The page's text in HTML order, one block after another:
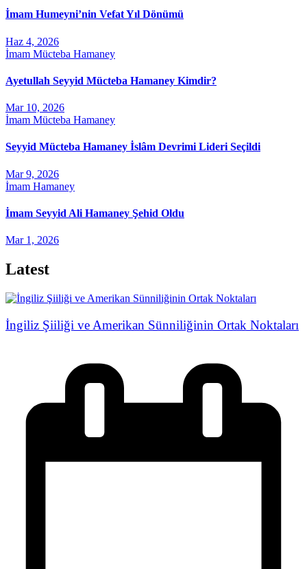
İmam Humeyni’nin Vefat Yıl Dönümü
Haz 4, 2026
İmam Mücteba Hamaney
Ayetullah Seyyid Mücteba Hamaney Kimdir?
Mar 10, 2026
İmam Mücteba Hamaney
Seyyid Mücteba Hamaney İslâm Devrimi Lideri Seçildi
Mar 9, 2026
İmam Hamaney
İmam Seyyid Ali Hamaney Şehid Oldu
Mar 1, 2026
Latest
İngiliz Şiiliği ve Amerikan Sünniliğinin Ortak Noktaları